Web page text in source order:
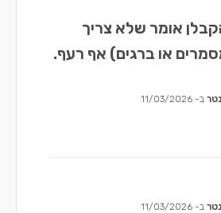
אומר שלא צריך
או ברגים) אף רעף.
ב- 11/03/2026
ב- 11/03/2026